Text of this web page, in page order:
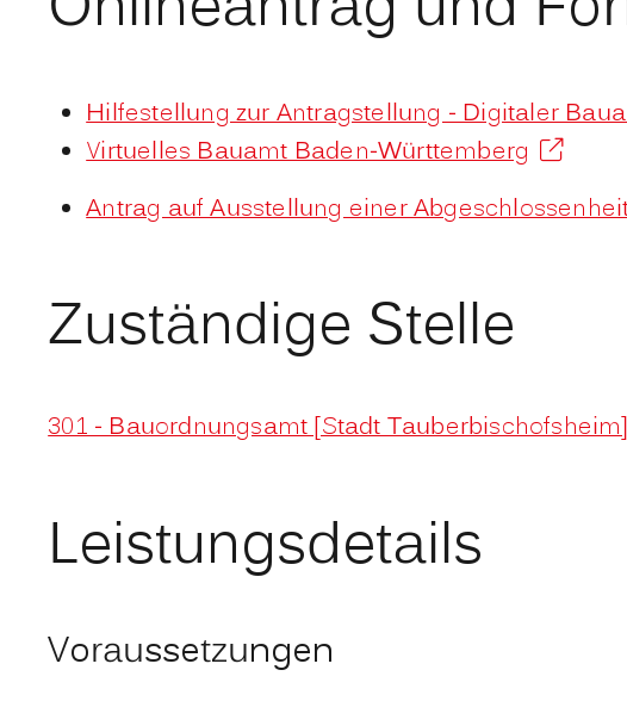
Hilfestellung zur Antragstellung - Digitaler
Virtuelles Bauamt Baden-Württemberg
Antrag auf Ausstellung einer
Zuständige Stelle
301 - Bauordnungsamt [Stadt Tauberbischofsheim]
Leistungsdetails
Voraussetzungen